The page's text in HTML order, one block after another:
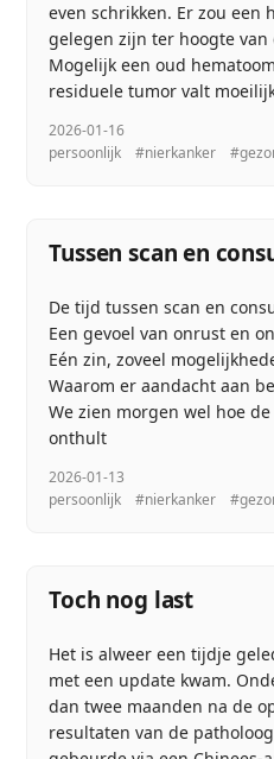
even schrikken. Er zou een
gelegen zijn ter hoogte
Mogelijk een oud
residuele tumor valt
2026-01-16
persoonlijk
#nierkanker
Tussen scan en
De tijd tussen scan en
Een gevoel van onrust en
Eén zin, zoveel
Waarom er aandacht aan
We zien morgen wel hoe
onthult
2026-01-13
persoonlijk
#nierkanker
Toch nog last
Het is alweer een tijdje
met een update kwam.
dan twee maanden na de
resultaten van de